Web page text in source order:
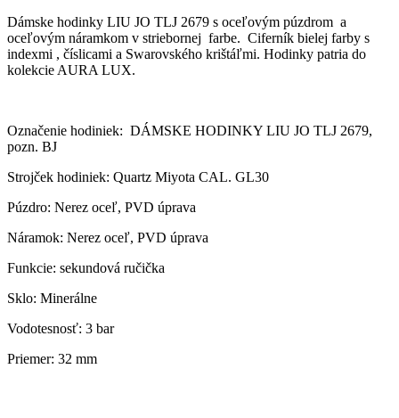
Dámske hodinky LIU JO TLJ 2679 s oceľovým púzdrom a
oceľovým náramkom v striebornej farbe. Ciferník bielej farby s
indexmi , číslicami a Swarovského krištáľmi. Hodinky patria do
kolekcie AURA LUX.
Označenie hodiniek: DÁMSKE HODINKY LIU JO TLJ 2679,
pozn. BJ
Strojček hodiniek: Quartz Miyota CAL. GL30
Púzdro: Nerez oceľ, PVD úprava
Náramok: Nerez oceľ, PVD úprava
Funkcie: sekundová ručička
Sklo: Minerálne
Vodotesnosť: 3 bar
Priemer: 32 mm